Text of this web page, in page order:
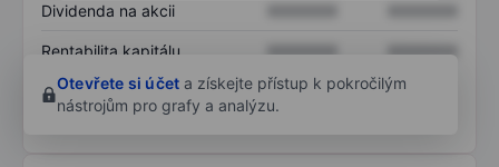
Dividenda na akcii
Rentabilita kapitálu XXXXXXX
XXXXXXX
Otevřete si účet a získejte přístup k pokročilým
nástrojům pro grafy a analýzu.